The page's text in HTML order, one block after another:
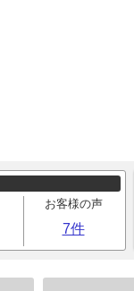
お客様の声
7件